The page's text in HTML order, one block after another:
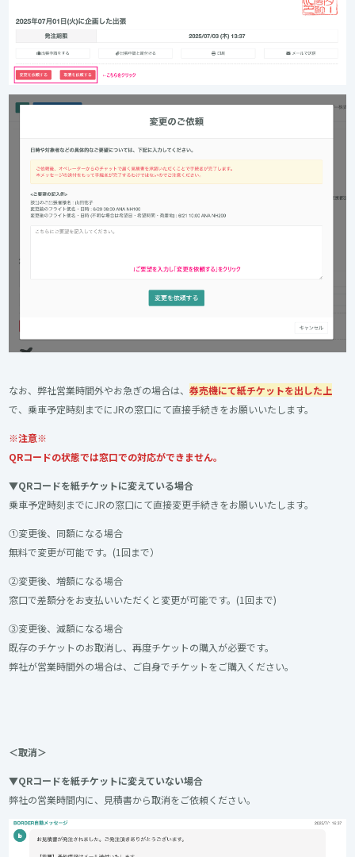
なお、弊社営業時間外やお急ぎの場合は、券売機にて紙チケットを出した上
で、乗車予定時刻までにJRの窓口にて直接手続きをお願いいたします。
※注意※
QRコードの状態では窓口での対応ができません。
▼QRコードを紙チケットに変えている場合
乗車予定時刻までにJRの窓口にて直接変更手続きをお願いいたします。
①変更後、同額になる場合
無料で変更が可能です。(1回まで）
②変更後、増額になる場合
窓口で差額分をお支払いいただくと変更が可能です。(1回まで)
③変更後、減額になる場合
既存のチケットのお取消し、再度チケットの購入が必要です。
弊社が営業時間外の場合は、ご自身でチケットをご購入ください。
＜取消＞
▼QRコードを紙チケットに変えていない場合
弊社の営業時間内に、見積書から取消をご依頼ください。